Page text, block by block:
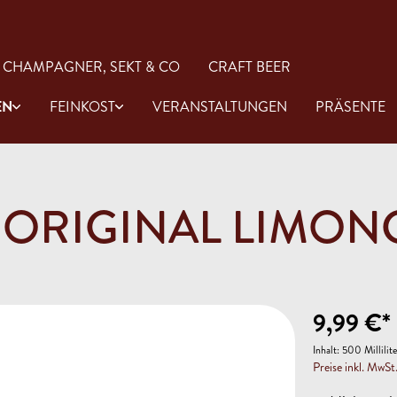
CHAMPAGNER, SEKT & CO
CRAFT BEER
FEINKOST VERANSTALTUNGEN PRÄSENTE
Rose
Gin
Öl & Essig
9,99 €*
Inhalt: 500
Preise inkl.